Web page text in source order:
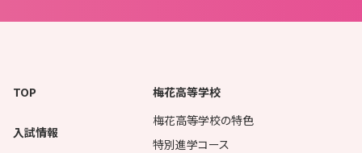
TOP
入試情報
梅花高等学校
梅花高等学校の特色
特別進学コース